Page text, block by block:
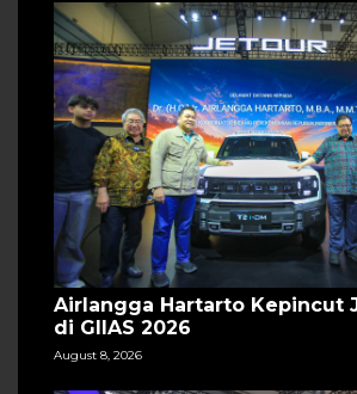
Airlangga Hartarto Kepincut
di GIIAS 2026
August 8, 2026